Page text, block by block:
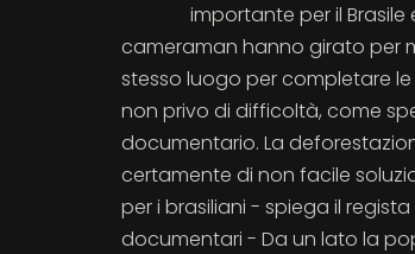
importante per il
cameraman hanno girato per
stesso luogo per completare
non privo di difficoltà, come
documentario. La
certamente di non facile
per i brasiliani - spiega il
documentari - Da un lato la